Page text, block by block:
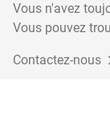
Lampes de
Vous n'avez
Vous pouvez
Contactez-nous